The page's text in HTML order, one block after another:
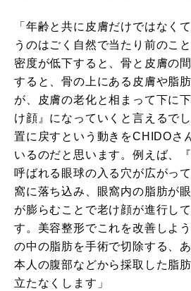
「年齢と共に皮膚だけではなく
うのはごく自然で当たり前のこ
密度が低下すると、骨と皮膚の
すると、骨の上にある皮膚や脂
が、皮膚の老化と相まって下に
け顔』になっていくと言えるで
置に戻すという動きをCHIDOさ
いるのだと思います。例えば、
呼ばれる眼球の入る穴が広がっ
窩に落ち込み、眼窩内の脂肪が
が膨らむことで老け顔が進行し
す。美容整形でこれを改善しよ
の中の脂肪を手術で切除する、
本人の腹部などから採取した脂
立たなくします」